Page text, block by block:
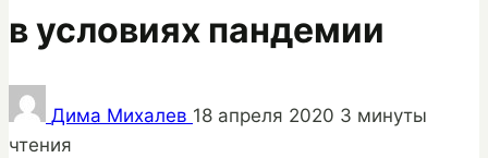
в условиях пандемии
Дима Михалев 18 апреля 2020 3 минуты
чтения